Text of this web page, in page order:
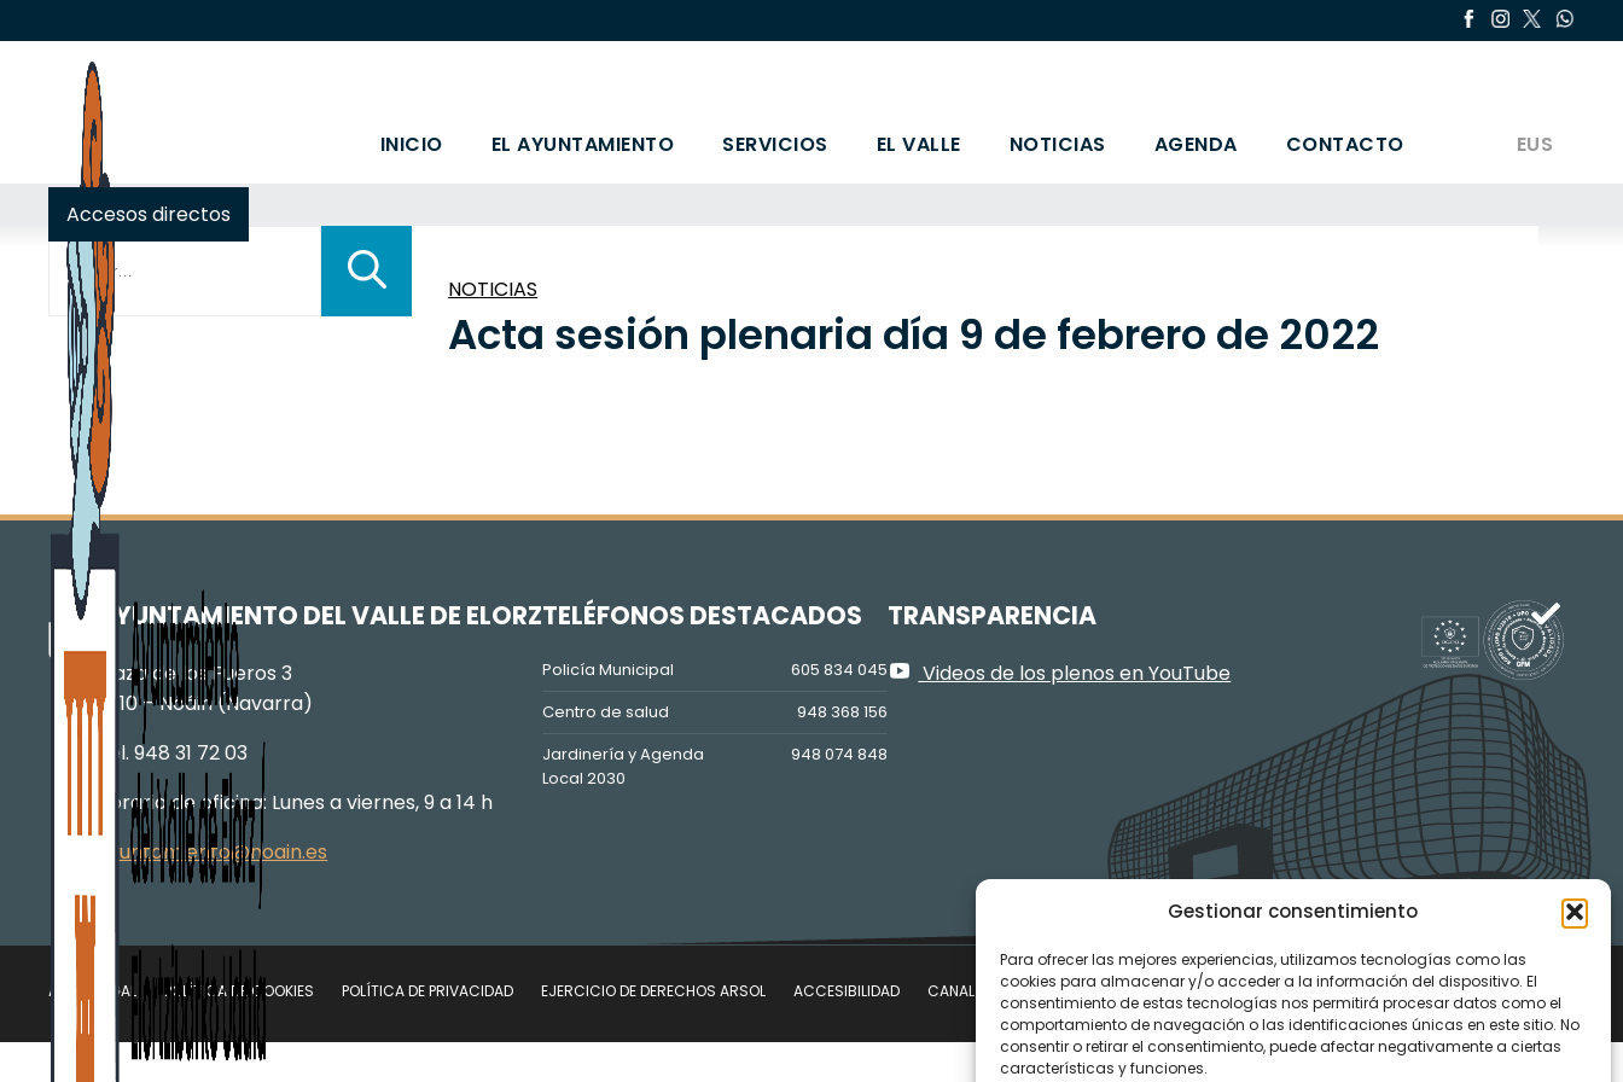
Gestionar consentimiento
Para ofrecer las mejores experiencias, utilizamos tecnologías como las
cookies para almacenar y/o acceder a la información del dispositivo. El
consentimiento de estas tecnologías nos permitirá procesar datos como el
comportamiento de navegación o las identificaciones únicas en este sitio. No
consentir o retirar el consentimiento, puede afectar negativamente a ciertas
características y funciones.
INICIO EL AYUNTAMIENTO SERVICIOS EL VALLE NOTICIAS AGENDA CONTACTO EUS
Accesos directos
Buscar:
NOTICIAS
Acta sesión plenaria día 9 de febrero de 2022
AYUNTAMIENTO DEL VALLE DE ELORZ
Plaza de los Fueros 3
31110 – Noáin (Navarra)
Tel. 948 31 72 03
Horario de oficina: Lunes a viernes, 9 a 14 h
ayuntamiento@noain.es
TELÉFONOS DESTACADOS
Policía Municipal
605 834 045
Centro de salud
948 368 156
Jardinería y Agenda
Local 2030
948 074 848
TRANSPARENCIA
Videos de los plenos en YouTube
AVISO LEGAL POLÍTICA DE COOKIES POLÍTICA DE PRIVACIDAD EJERCICIO DE DERECHOS ARSOL ACCESIBILIDAD CANAL DE DENUNCIAS